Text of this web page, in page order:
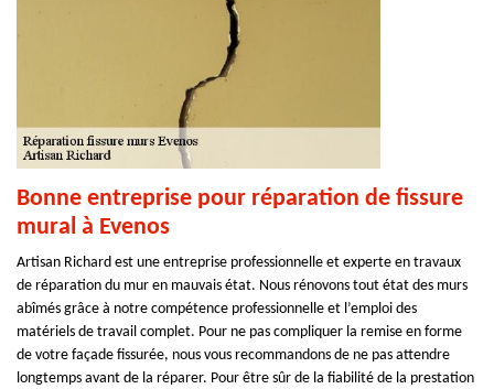
Bonne entreprise pour réparation de fissure
mural à Evenos
Artisan Richard est une entreprise professionnelle et experte en travaux
de réparation du mur en mauvais état. Nous rénovons tout état des murs
abîmés grâce à notre compétence professionnelle et l’emploi des
matériels de travail complet. Pour ne pas compliquer la remise en forme
de votre façade fissurée, nous vous recommandons de ne pas attendre
longtemps avant de la réparer. Pour être sûr de la fiabilité de la prestation